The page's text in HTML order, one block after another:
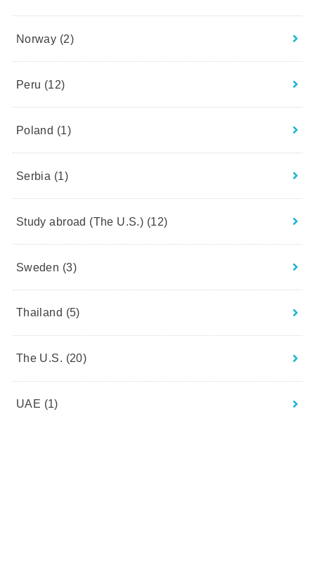
Norway (2)
Peru (12)
Poland (1)
Serbia (1)
Study abroad (The U.S.) (12)
Sweden (3)
Thailand (5)
The U.S. (20)
UAE (1)